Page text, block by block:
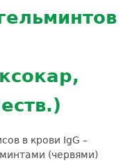
мер для
Экскурсия в
в крови IgG –
(червями)